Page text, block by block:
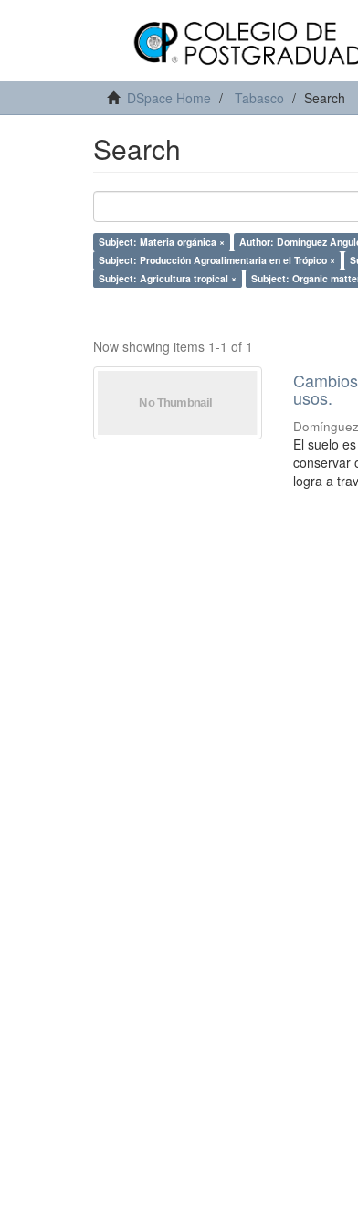
DSpace Home Tabasco Search
Search
Subject: Materia orgánica × Author: Domínguez
Subject: Producción Agroalimentaria en el Trópico ×
Subject: Agricultura tropical ×
Subject: Organic
Now showing items 1-1 of 1
usos.
El suelo
conservar
logra a